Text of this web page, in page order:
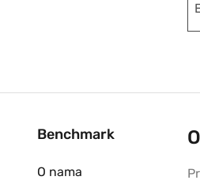
Benchmark
O nama